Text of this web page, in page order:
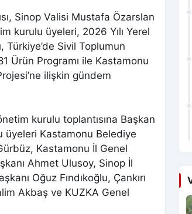
Sinop Valisi Mustafa Özarslan
kurulu üyeleri, 2026 Yılı Yerel
Türkiye’de Sivil Toplumun
Ürün Programı ile Kastamonu
ilişkin gündem
kurulu toplantısına Başkan
üyeleri Kastamonu Belediye
Kastamonu İl Genel
Ahmet Ulusoy, Sinop İl
Oğuz Fındıkoğlu, Çankırı
Akbaş ve KUZKA Genel